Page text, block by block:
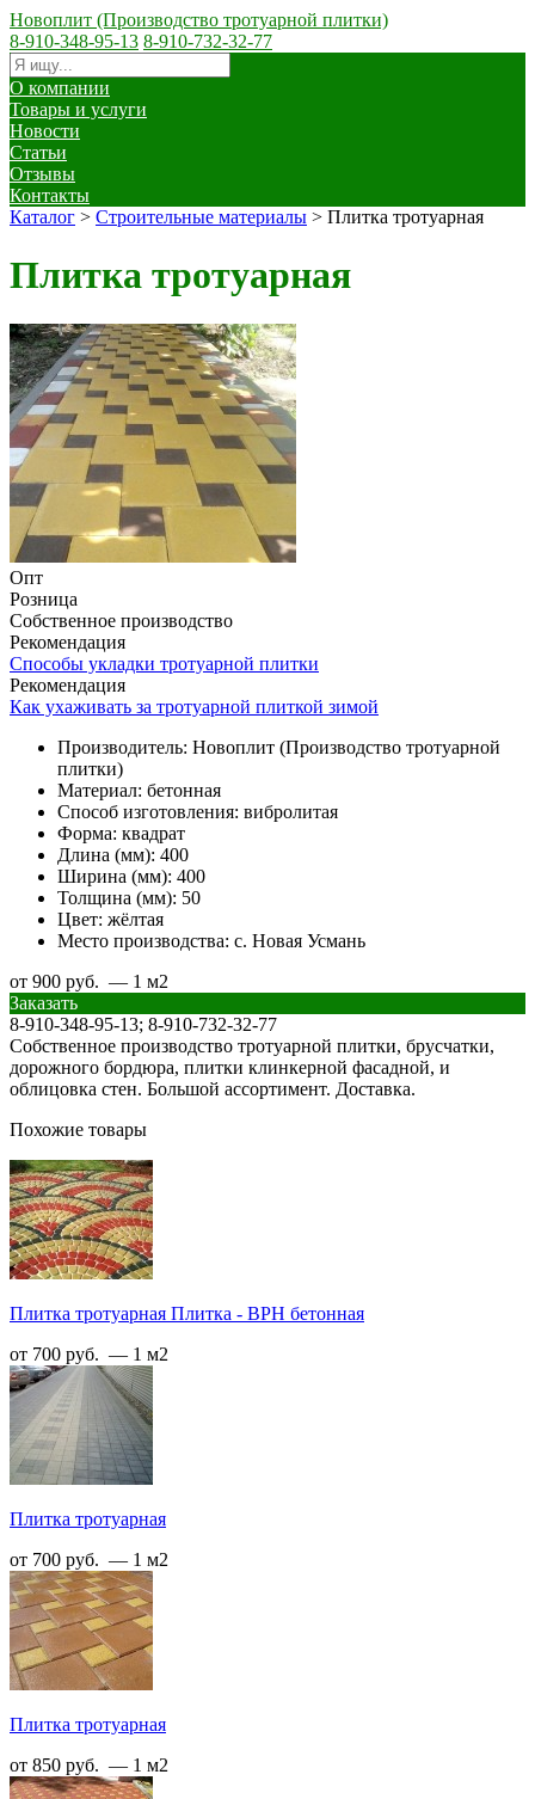
Новоплит (Производство тротуарной плитки)
8-910-348-95-13 8-910-732-32-77
О компании
Товары и услуги
Новости
Статьи
Отзывы
Контакты
Каталог > Строительные материалы > Плитка тротуарная
Плитка тротуарная
Опт
Розница
Собственное производство
Рекомендация
Способы укладки тротуарной плитки
Рекомендация
Как ухаживать за тротуарной плиткой зимой
Производитель: Новоплит (Производство тротуарной
плитки)
Материал: бетонная
Способ изготовления: вибролитая
Форма: квадрат
Длина (мм): 400
Ширина (мм): 400
Толщина (мм): 50
Цвет: жёлтая
Место производства: с. Новая Усмань
от 900 руб. — 1 м2
Заказать
8-910-348-95-13; 8-910-732-32-77
Собственное производство тротуарной плитки, брусчатки,
дорожного бордюра, плитки клинкерной фасадной, и
облицовка стен. Большой ассортимент. Доставка.
Похожие товары
Плитка тротуарная Плитка - ВРН бетонная
от 700 руб. — 1 м2
Плитка тротуарная
от 700 руб. — 1 м2
Плитка тротуарная
от 850 руб. — 1 м2